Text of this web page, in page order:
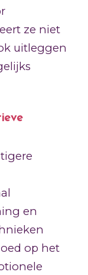
ze niet
uitleggen
en
op het